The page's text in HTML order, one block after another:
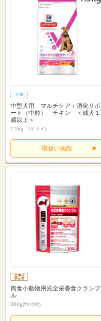
中型犬用 マルチケア＋消化サポ
ート（中粒） チキン ＜成犬１
歳以上＞
1.5kg (ドライ)
取扱い病院
肉食小動物用完全栄養食クランブ
ル
300g(ﾁｬｯｸ付)